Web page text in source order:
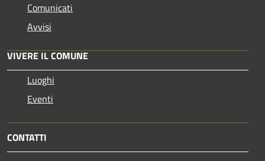
Comunicati
Avvisi
VIVERE IL COMUNE
Luoghi
Eventi
CONTATTI